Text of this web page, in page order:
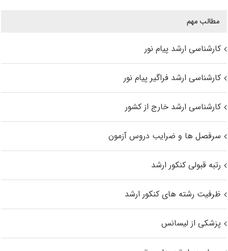
مطالب مهم
کارشناسی ارشد پیام نور
کارشناسی ارشد فراگیر پیام نور
کارشناسی ارشد خارج از کشور
سرفصل ها و ضرایب دروس آزمون
رتبه قبولی کنکور ارشد
ظرفیت رشته های کنکور ارشد
پزشکی از لیسانس